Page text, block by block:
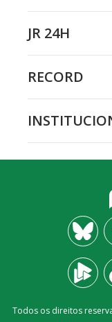
JR 24H
RECORD
Todos os direitos